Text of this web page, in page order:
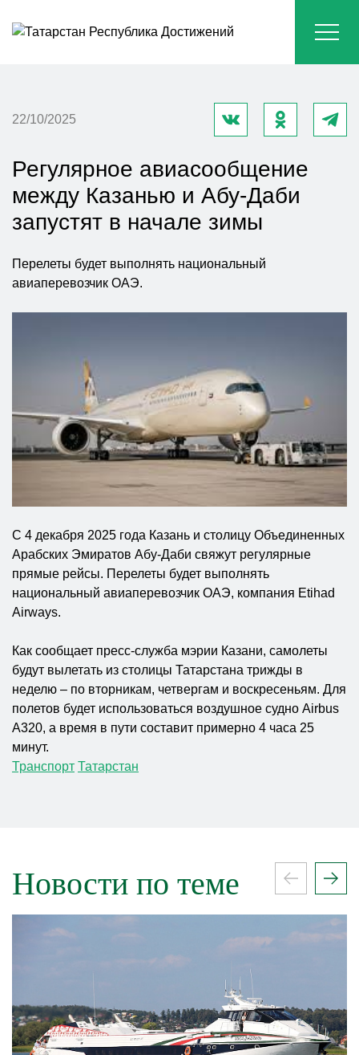
22/10/2025
Регулярное авиасообщение
между Казанью и Абу-Даби
запустят в начале зимы
Перелеты будет выполнять национальный
авиаперевозчик ОАЭ.
С 4 декабря 2025 года Казань и столицу Объединенных
Арабских Эмиратов Абу-Даби свяжут регулярные
прямые рейсы. Перелеты будет выполнять
национальный авиаперевозчик ОАЭ, компания Etihad
Airways.
Как сообщает пресс-служба мэрии Казани, самолеты
будут вылетать из столицы Татарстана трижды в
неделю – по вторникам, четвергам и воскресеньям. Для
полетов будет использоваться воздушное судно Airbus
A320, а время в пути составит примерно 4 часа 25
минут.
Транспорт Татарстан
Новости по теме